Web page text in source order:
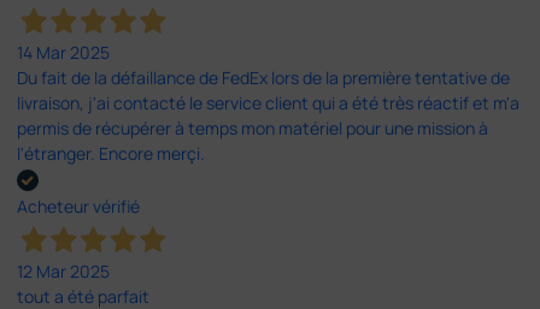
14 Mar 2025
Du fait de la défaillance de FedEx lors de la première tentative de
livraison, j'ai contacté le service client qui a été très réactif et m'a
permis de récupérer à temps mon matériel pour une mission à
l'étranger. Encore merçi.
Acheteur vérifié
12 Mar 2025
tout a été parfait